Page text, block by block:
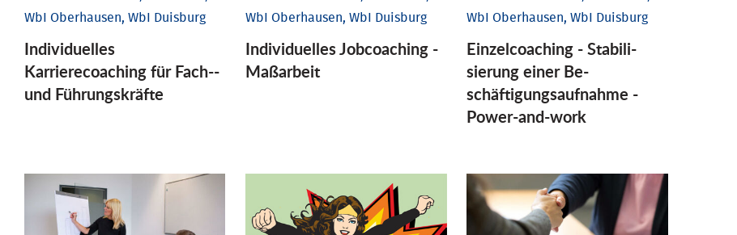
WbI Oberhausen, WbI Duisburg
Individu­elles
Karrierecoaching für Fach-­
und Führungs­kräfte
WbI Oberhausen, WbI Duisburg
Individu­elles Job­coaching -
Maßarbeit
WbI Oberhausen, WbI Duisburg
Einzel­coaching - Stabili­
sierung einer Be­
schäftigungs­aufnahme -
Power-and-work